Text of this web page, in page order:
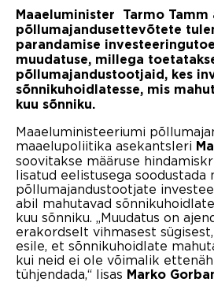
Maaeluminister Tarmo Tamm
põllumajandusettevõtete
parandamise
muudatuse, millega
põllumajandustootjaid, kes
sõnnikuhoidlatesse, mis
kuu sõnniku.
Maaeluministeeriumi
maaelupoliitika asekantsleri
soovitakse määruse
lisatud eelistusega soodustada
põllumajandustootjate
abil mahutavad
kuu sõnniku. „Muudatus on
erakordselt vihmasest
esile, et sõnnikuhoidlate
kui neid ei ole võimalik
tühjendada,“ lisas Marko